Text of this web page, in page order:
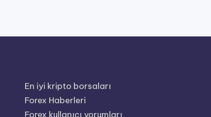
En iyi kripto borsaları
Forex Haberleri
Forex kullanıcı yorumları